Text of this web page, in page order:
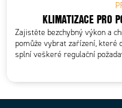
KLIMATIZACE PRO
Zajistěte bezchybný výkon a
pomůže vybrat zařízení, které
splní veškeré regulační